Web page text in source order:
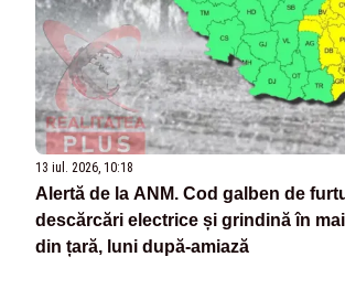
13 iul. 2026, 10:18
Alertă de la ANM. Cod galben de
descărcări electrice și grindină în
din țară, luni după-amiază